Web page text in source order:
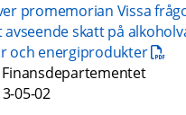
promemorian Vissa
skatt på
och energiprodukterpdf,
05-02